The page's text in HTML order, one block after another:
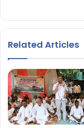
Related Articles